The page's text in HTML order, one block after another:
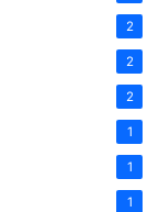
2
2
2
1
1
1